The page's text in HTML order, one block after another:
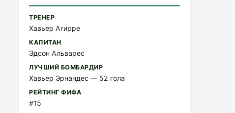
ТРЕНЕР
Хавьер Агирре
КАПИТАН
Эдсон Альварес
ЛУЧШИЙ БОМБАРДИР
Хавьер Эрнандес — 52 гола
РЕЙТИНГ ФИФА
#15